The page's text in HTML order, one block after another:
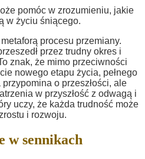
pomóc w zrozumieniu, jakie
w życiu śniącego.
procesu przemiany.
przez trudny okres i
znak, że mimo przeciwności
nowego etapu życia, pełnego
o przeszłości, ale
w przyszłość z odwagą i
uczy, że każda trudność może
i rozwoju.
w sennikach